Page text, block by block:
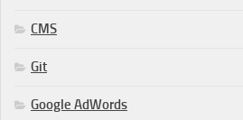
CMS
Git
Google AdWords